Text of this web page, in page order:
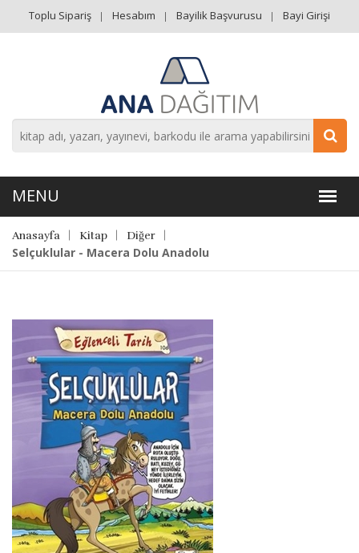
Toplu Sipariş Hesabım Bayilik Başvurusu Bayi Girişi
Anasayfa Kitap Diğer
Selçuklular - Macera Dolu Anadolu